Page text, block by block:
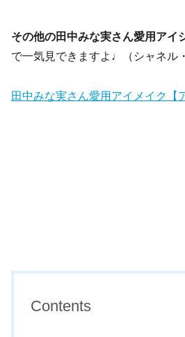
その他の田中みな実さん愛用アイ
で一気見できますよ♩（シャネル
田中みな実さん愛用アイメイク【
Contents